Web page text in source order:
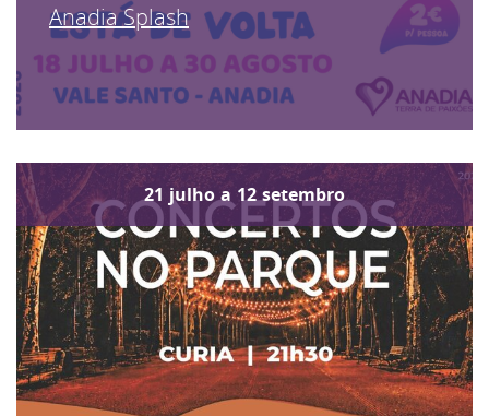
Anadia Splash
21 julho a 12 setembro